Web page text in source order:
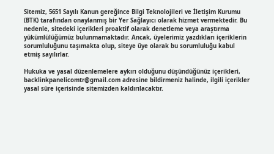
Sitemiz, 5651 Sayılı Kanun gereğince Bilgi Teknolojileri ve İletişim Kurumu
(BTK) tarafından onaylanmış bir Yer Sağlayıcı olarak hizmet vermektedir. Bu
nedenle, sitedeki içerikleri proaktif olarak denetleme veya araştırma
yükümlülüğümüz bulunmamaktadır. Ancak, üyelerimiz yazdıkları içeriklerin
sorumluluğunu taşımakta olup, siteye üye olarak bu sorumluluğu kabul
etmiş sayılırlar.
Hukuka ve yasal düzenlemelere aykırı olduğunu düşündüğünüz içerikleri,
backlinkpanelicomtr@gmail.comadresine bildirmeniz halinde, ilgili içerikler
yasal süre içerisinde sitemizden kaldırılacaktır.